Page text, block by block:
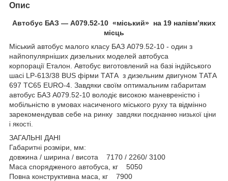
Опис
Автобус БАЗ — А079.52-10 «міський» на 19 напівм’яких
місць
Міський автобус малого класу БАЗ А079.52-10 - один з
найпопулярніших дизельних моделей автобуса
корпорації Еталон. Автобус виготовлений на базі індійського
шасі LP-613/38 BUS фірми ТАТА з дизельним двигуном ТАТА
697 TC65 EURO-4. Завдяки своїм оптимальним габаритам
автобус БАЗ А079.52-10 володіє високою маневреністю і
мобільністю в умовах насиченого міського руху та відмінно
зарекомендував себе на ринку завдяки поєднанню низької ціни
і якості.
ЗАГАЛЬНІ ДАНІ
Габаритні розміри, мм:
довжина / ширина / висота 7170 / 2260/ 3100
Маса спорядженого автобуса, кг 5050
Повна конструктивна маса, кг 7900